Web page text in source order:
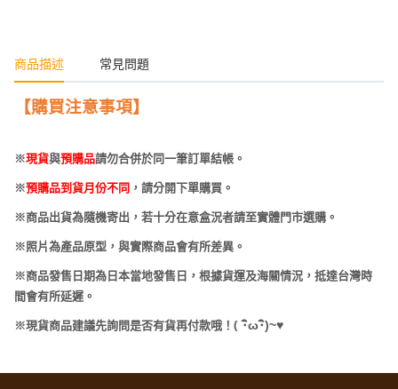
商品描述 常見問題
【購買注意事項】
※現貨與預購品請勿合併於同一筆訂單結帳。
※預購品到貨月份不同 ，請分開下單購買。
※商品出貨為隨機寄出，若十分在意盒況者請至實體門市選購。
※照片為產品原型，與實際商品會有所差異。
※商品發售日期為日本當地發售日，根據貨運及海關情況，抵達台灣時
間會有所延遲。
※現貨商品建議先詢問是否有貨再付款哦！ (･ω･)~♥